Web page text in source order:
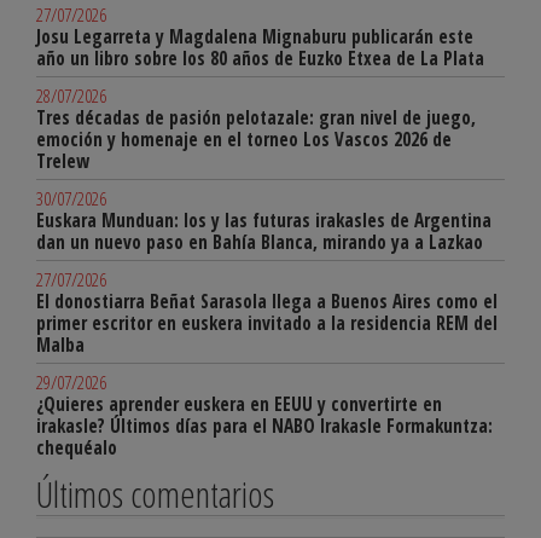
27/07/2026
Josu Legarreta y Magdalena Mignaburu publicarán este
año un libro sobre los 80 años de Euzko Etxea de La Plata
28/07/2026
Tres décadas de pasión pelotazale: gran nivel de juego,
emoción y homenaje en el torneo Los Vascos 2026 de
Trelew
30/07/2026
Euskara Munduan: los y las futuras irakasles de Argentina
dan un nuevo paso en Bahía Blanca, mirando ya a Lazkao
27/07/2026
El donostiarra Beñat Sarasola llega a Buenos Aires como el
primer escritor en euskera invitado a la residencia REM del
Malba
29/07/2026
¿Quieres aprender euskera en EEUU y convertirte en
irakasle? Últimos días para el NABO Irakasle Formakuntza:
chequéalo
Últimos comentarios